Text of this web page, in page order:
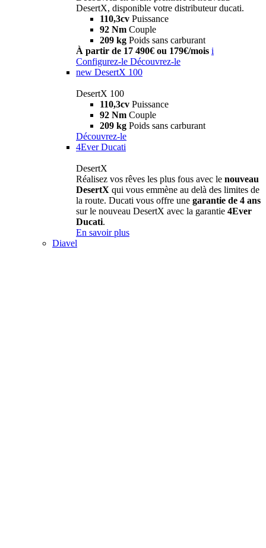
DesertX, disponible votre distributeur ducati.
110,3cv Puissance
92 Nm Couple
209 kg Poids sans carburant
À partir de 17 490€ ou 179€/mois i
Configurez-le Découvrez-le
new DesertX 100
DesertX 100
110,3cv Puissance
92 Nm Couple
209 kg Poids sans carburant
Découvrez-le
4Ever Ducati
DesertX
Réalisez vos rêves les plus fous avec le nouveau
DesertX qui vous emmène au delà des limites de
la route. Ducati vous offre une garantie de 4 ans
sur le nouveau DesertX avec la garantie 4Ever
Ducati.
En savoir plus
Diavel